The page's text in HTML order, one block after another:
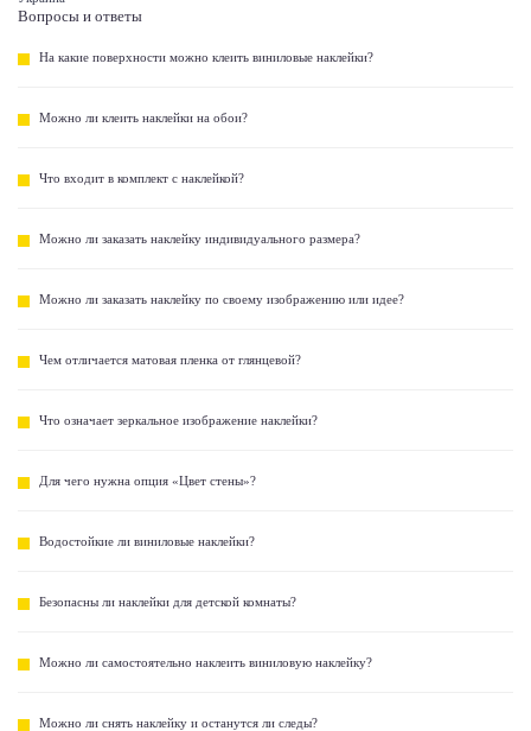
Вопросы и ответы
На какие поверхности можно клеить виниловые наклейки?
Можно ли клеить наклейки на обои?
Что входит в комплект с наклейкой?
Можно ли заказать наклейку индивидуального размера?
Можно ли заказать наклейку по своему изображению или идее?
Чем отличается матовая пленка от глянцевой?
Что означает зеркальное изображение наклейки?
Для чего нужна опция «Цвет стены»?
Водостойкие ли виниловые наклейки?
Безопасны ли наклейки для детской комнаты?
Можно ли самостоятельно наклеить виниловую наклейку?
Можно ли снять наклейку и останутся ли следы?